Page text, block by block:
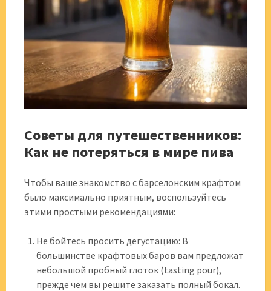
Советы для путешественников:
Как не потеряться в мире пива
Чтобы ваше знакомство с барселонским крафтом
было максимально приятным, воспользуйтесь
этими простыми рекомендациями:
Не бойтесь просить дегустацию: В
большинстве крафтовых баров вам предложат
небольшой пробный глоток (tasting pour),
прежде чем вы решите заказать полный бокал.